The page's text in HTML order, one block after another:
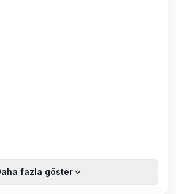
fazla göster